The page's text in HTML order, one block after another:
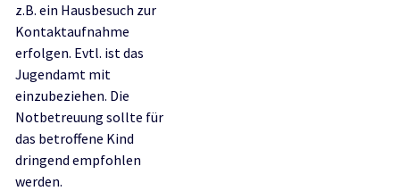
z.B. ein Hausbesuch zur
Kontaktaufnahme
erfolgen. Evtl. ist das
Jugendamt mit
einzubeziehen. Die
Notbetreuung sollte für
das betroffene Kind
dringend empfohlen
werden.